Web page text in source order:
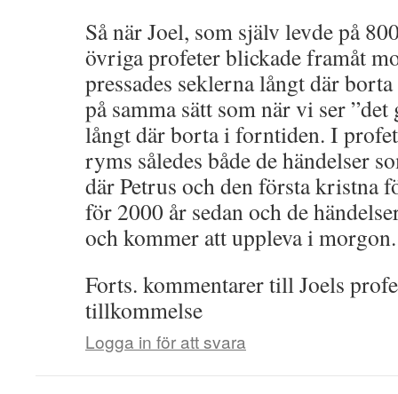
Så när Joel, som själv levde på
övriga profeter blickade framåt
pressades seklerna långt där
på samma sätt som när vi ser
långt där borta i forntiden. I
ryms således både de händelser
där Petrus och den första kristna
för 2000 år sedan och de
och kommer att uppleva i morgon.
Forts. kommentarer till Joels
tillkommelse
Logga in för att svara